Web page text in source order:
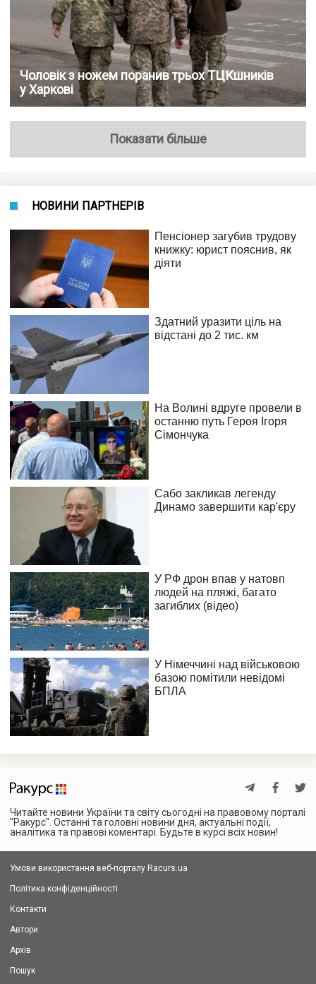
Чоловік з ножем поранив трьох ТЦКшників
у Харкові
Показати більше
НОВИНИ ПАРТНЕРІВ
Читайте новини України та світу сьогодні на правовому порталі
"Ракурс". Останні та головні новини дня, актуальні події,
аналітика та правові коментарі. Будьте в курсі всіх новин!
Умови використання веб-порталу Racurs.ua
Політика конфіденційності
Контакти
Автори
Архів
Пошук